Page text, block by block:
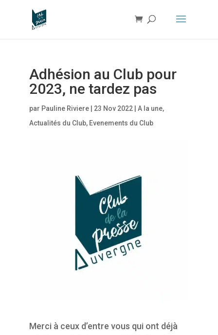
Adhésion au Club pour
2023, ne tardez pas
par Pauline Riviere| 23 Nov 2022| A la une,
Actualités du Club, Evenements du Club
Merci à ceux d’entre vous qui ont déjà